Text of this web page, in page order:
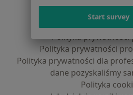
Serwis
Polityka prywatności
Polityka prywatności
Polityka prywatności dla
dane pozyskaliśmy
Polityka
Start survey